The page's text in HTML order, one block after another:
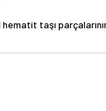
hematit taşı